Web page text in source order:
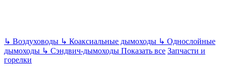
↳ Воздуховоды ↳ Коаксиальные дымоходы ↳ Однослойные
дымоходы ↳ Сэндвич-дымоходы Показать все Запчасти и
горелки